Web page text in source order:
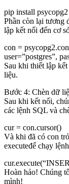
pip install psycopg2
Phần còn lại tương
lập kết nối đến cơ
con =
user=”postgres”,
Sau khi thiết lập
liệu.
Bước 4: Chèn dữ
Sau khi kết nối,
các lệnh SQL và
cur = con.cursor()
Và khi đã có con
executeđể chạy
Hoàn hảo! Chúng
mình!